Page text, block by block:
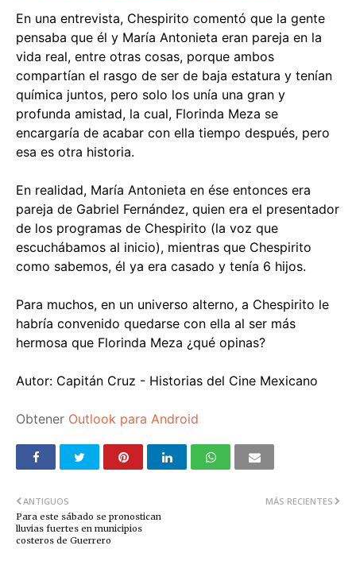
En una entrevista, Chespirito comentó que la gente
pensaba que él y María Antonieta eran pareja en la
vida real, entre otras cosas, porque ambos
compartían el rasgo de ser de baja estatura y tenían
química juntos, pero solo los unía una gran y
profunda amistad, la cual, Florinda Meza se
encargaría de acabar con ella tiempo después, pero
esa es otra historia.
En realidad, María Antonieta en ése entonces era
pareja de Gabriel Fernández, quien era el presentador
de los programas de Chespirito (la voz que
escuchábamos al inicio), mientras que Chespirito
como sabemos, él ya era casado y tenía 6 hijos.
Para muchos, en un universo alterno, a Chespirito le
habría convenido quedarse con ella al ser más
hermosa que Florinda Meza ¿qué opinas?
Autor: Capitán Cruz - Historias del Cine Mexicano
Obtener Outlook para Android
MÁS RECIENTES
ANTIGUOS
Para este sábado se pronostican
lluvias fuertes en municipios
costeros de Guerrero